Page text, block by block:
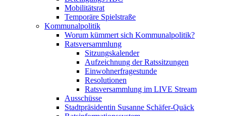
Mobilitätsrat
Temporäre Spielstraße
Kommunalpolitik
Worum kümmert sich Kommunalpolitik?
Ratsversammlung
Sitzungskalender
Aufzeichnung der Ratssitzungen
Einwohnerfragestunde
Resolutionen
Ratsversammlung im LIVE Stream
Ausschüsse
Stadtpräsidentin Susanne Schäfer-Quäck